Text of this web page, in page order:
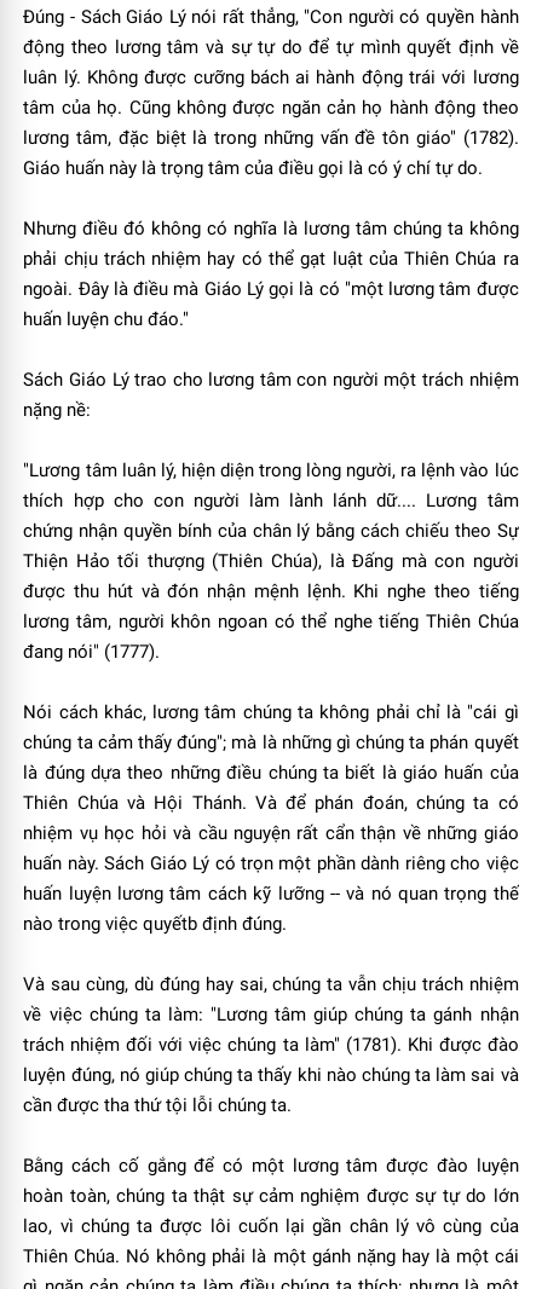
Ðúng - Sách Giáo Lý nói rất thẳng, "Con người có quyền hành
động theo lương tâm và sự tự do để tự mình quyết định về
luân lý. Không được cưỡng bách ai hành động trái với lương
tâm của họ. Cũng không được ngăn cản họ hành động theo
lương tâm, đặc biệt là trong những vấn đề tôn giáo" (1782).
Giáo huấn này là trọng tâm của điều gọi là có ý chí tự do.
Nhưng điều đó không có nghĩa là lương tâm chúng ta không
phải chịu trách nhiệm hay có thể gạt luật của Thiên Chúa ra
ngoài. Ðây là điều mà Giáo Lý gọi là có "một lương tâm được
huấn luyện chu đáo."
Sách Giáo Lý trao cho lương tâm con người một trách nhiệm
nặng nề:
"Lương tâm luân lý, hiện diện trong lòng người, ra lệnh vào lúc
thích hợp cho con người làm lành lánh dữ.... Lương tâm
chứng nhận quyền bính của chân lý bằng cách chiếu theo Sự
Thiện Hảo tối thượng (Thiên Chúa), là Ðấng mà con người
được thu hút và đón nhận mệnh lệnh. Khi nghe theo tiếng
lương tâm, người khôn ngoan có thể nghe tiếng Thiên Chúa
đang nói" (1777).
Nói cách khác, lương tâm chúng ta không phải chỉ là "cái gì
chúng ta cảm thấy đúng"; mà là những gì chúng ta phán quyết
là đúng dựa theo những điều chúng ta biết là giáo huấn của
Thiên Chúa và Hội Thánh. Và để phán đoán, chúng ta có
nhiệm vụ học hỏi và cầu nguyện rất cẩn thận về những giáo
huấn này. Sách Giáo Lý có trọn một phần dành riêng cho việc
huấn luyện lương tâm cách kỹ lưỡng -- và nó quan trọng thế
nào trong việc quyếtb định đúng.
Và sau cùng, dù đúng hay sai, chúng ta vẫn chịu trách nhiệm
về việc chúng ta làm: "Lương tâm giúp chúng ta gánh nhận
trách nhiệm đối với việc chúng ta làm" (1781). Khi được đào
luyện đúng, nó giúp chúng ta thấy khi nào chúng ta làm sai và
cần được tha thứ tội lỗi chúng ta.
Bằng cách cố gắng để có một lương tâm được đào luyện
hoàn toàn, chúng ta thật sự cảm nghiệm được sự tự do lớn
lao, vì chúng ta được lôi cuốn lại gần chân lý vô cùng của
Thiên Chúa. Nó không phải là một gánh nặng hay là một cái